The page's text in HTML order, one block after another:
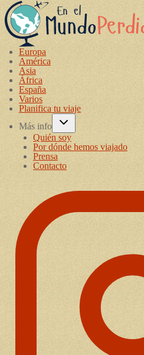
Europa
América
Asia
África
España
Varios
Planifica tu viaje
Más info
Quién soy
Por dónde hemos viajado
Prensa
Contacto